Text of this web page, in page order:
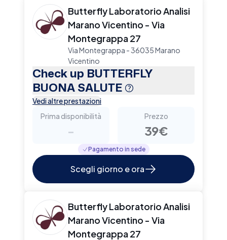
Butterfly Laboratorio Analisi
Marano Vicentino - Via
Montegrappa 27
Via Montegrappa - 36035 Marano
Vicentino
Check up BUTTERFLY
BUONA SALUTE
Vedi altre prestazioni
Prima disponibilità
-
Prezzo
39€
Pagamento in sede
Scegli giorno e ora
Butterfly Laboratorio Analisi
Marano Vicentino - Via
Montegrappa 27